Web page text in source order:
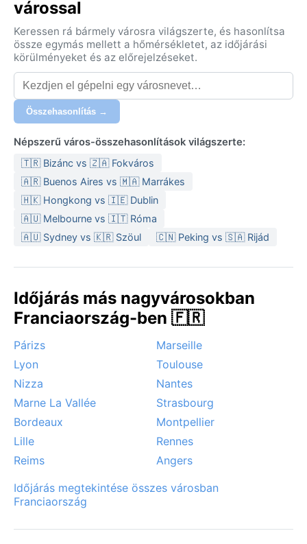
várossal
Keressen rá bármely városra világszerte, és hasonlítsa
össze egymás mellett a hőmérsékletet, az időjárási
körülményeket és az előrejelzéseket.
Összehasonlítás →
Népszerű város-összehasonlítások világszerte:
🇹🇷 Bizánc vs 🇿🇦 Fokváros
🇦🇷 Buenos Aires vs 🇲🇦 Marrákes
🇭🇰 Hongkong vs 🇮🇪 Dublin
🇦🇺 Melbourne vs 🇮🇹 Róma
🇦🇺 Sydney vs 🇰🇷 Szöul
🇨🇳 Peking vs 🇸🇦 Rijád
Időjárás más nagyvárosokban
Franciaország-ben 🇫🇷
Párizs
Marseille
Lyon
Toulouse
Nizza
Nantes
Marne La Vallée
Strasbourg
Bordeaux
Montpellier
Lille
Rennes
Reims
Angers
Időjárás megtekintése összes városban
Franciaország